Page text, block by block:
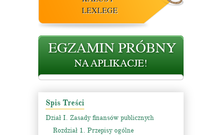
LEXLEGE
Spis Treści
Dział I. Zasady finansów publicznych
Rozdział 1. Przepisy ogólne